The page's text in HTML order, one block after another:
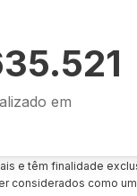
em
e têm finalidade
considerados como